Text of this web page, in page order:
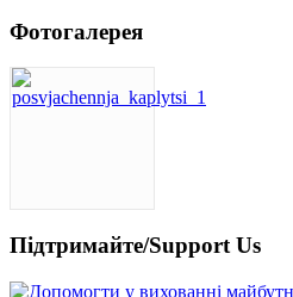
Фотогалерея
Підтримайте/Support Us